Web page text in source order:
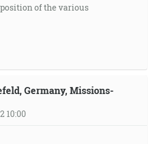
of the various
Germany, Missions-
10:00